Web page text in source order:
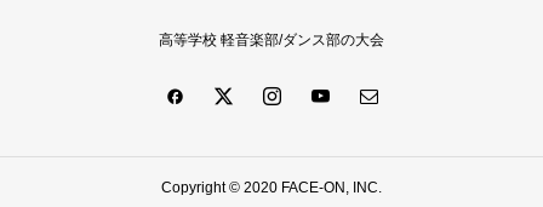
高等学校 軽音楽部/ダンス部の大会
Copyright © 2020 FACE-ON, INC.